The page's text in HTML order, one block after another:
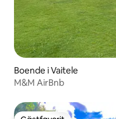
Boende i Vaitele
M&M AirBnb